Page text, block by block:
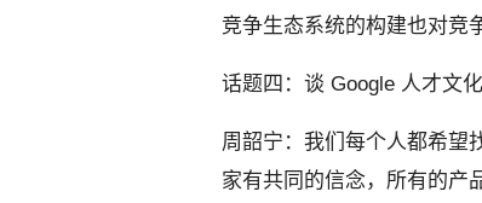
竞争生态系统的构建也对竞
话题四：谈 Google 人才文化
周韶宁：我们每个人都希望
家有共同的信念，所有的产